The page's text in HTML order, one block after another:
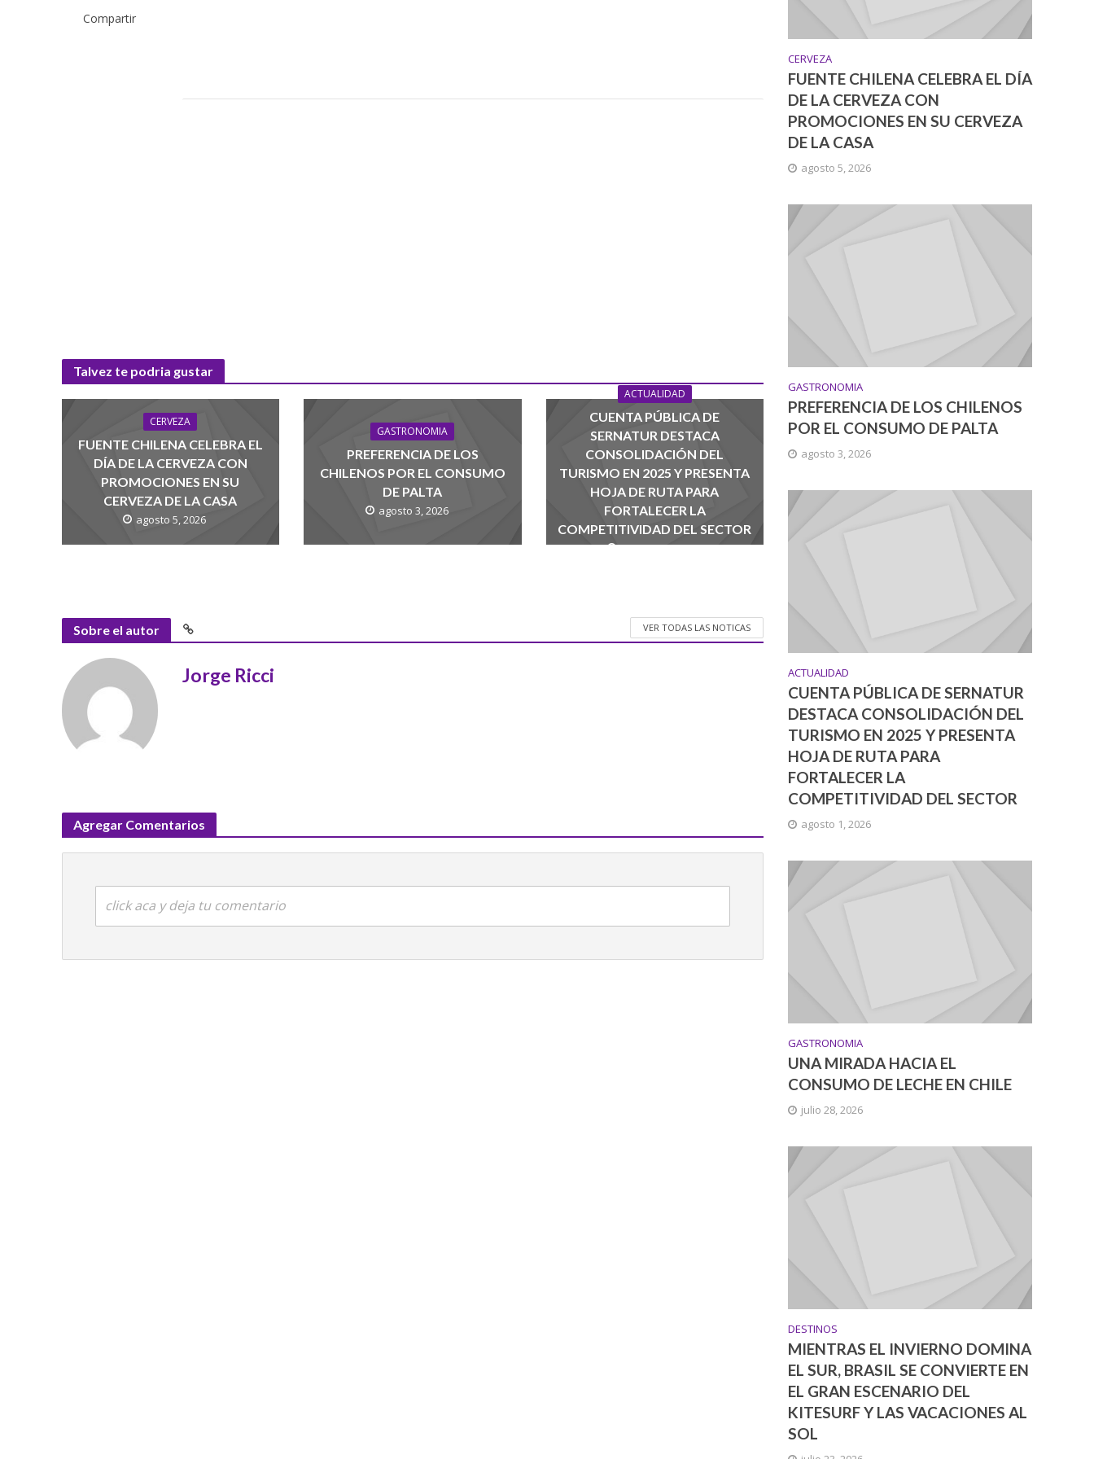
Compartir
Talvez te podria gustar
CERVEZA
FUENTE CHILENA CELEBRA EL
DÍA DE LA CERVEZA CON
PROMOCIONES EN SU
CERVEZA DE LA CASA
agosto 5, 2026
GASTRONOMIA
PREFERENCIA DE LOS
CHILENOS POR EL CONSUMO
DE PALTA
agosto 3, 2026
ACTUALIDAD
CUENTA PÚBLICA DE
SERNATUR DESTACA
CONSOLIDACIÓN DEL
TURISMO EN 2025 Y PRESENTA
HOJA DE RUTA PARA
FORTALECER LA
COMPETITIVIDAD DEL SECTOR
agosto 1, 2026
Sobre el autor VER TODAS LAS NOTICAS
Jorge Ricci
Agregar Comentarios
click aca y deja tu comentario
CERVEZA
FUENTE CHILENA CELEBRA EL DÍA
DE LA CERVEZA CON
PROMOCIONES EN SU CERVEZA
DE LA CASA
agosto 5, 2026
GASTRONOMIA
PREFERENCIA DE LOS CHILENOS
POR EL CONSUMO DE PALTA
agosto 3, 2026
ACTUALIDAD
CUENTA PÚBLICA DE SERNATUR
DESTACA CONSOLIDACIÓN DEL
TURISMO EN 2025 Y PRESENTA
HOJA DE RUTA PARA
FORTALECER LA
COMPETITIVIDAD DEL SECTOR
agosto 1, 2026
GASTRONOMIA
UNA MIRADA HACIA EL
CONSUMO DE LECHE EN CHILE
julio 28, 2026
DESTINOS
MIENTRAS EL INVIERNO DOMINA
EL SUR, BRASIL SE CONVIERTE EN
EL GRAN ESCENARIO DEL
KITESURF Y LAS VACACIONES AL
SOL